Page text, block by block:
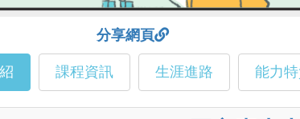
分享網頁
課程資訊 生涯進路 能力